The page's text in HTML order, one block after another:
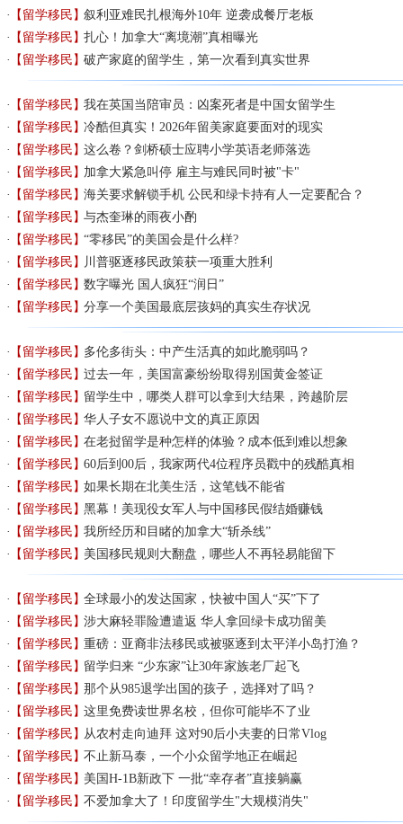
【留学移民】叙利亚难民扎根海外10年 逆袭成餐厅老板
【留学移民】扎心！加拿大“离境潮”真相曝光
【留学移民】破产家庭的留学生，第一次看到真实世界
【留学移民】我在英国当陪审员：凶案死者是中国女留学生
【留学移民】冷酷但真实！2026年留美家庭要面对的现实
【留学移民】这么卷？剑桥硕士应聘小学英语老师落选
【留学移民】加拿大紧急叫停 雇主与难民同时被"卡"
【留学移民】海关要求解锁手机 公民和绿卡持有人一定要配合？
【留学移民】与杰奎琳的雨夜小酌
【留学移民】“零移民”的美国会是什么样?
【留学移民】 川普驱逐移民政策获一项重大胜利
【留学移民】数字曝光 国人疯狂“润日”
【留学移民】分享一个美国最底层孩妈的真实生存状况
【留学移民】多伦多街头：中产生活真的如此脆弱吗？
【留学移民】过去一年，美国富豪纷纷取得别国黄金签证
【留学移民】留学生中，哪类人群可以拿到大结果，跨越阶层
【留学移民】华人子女不愿说中文的真正原因
【留学移民】在老挝留学是种怎样的体验？成本低到难以想象
【留学移民】60后到00后，我家两代4位程序员戳中的残酷真相
【留学移民】如果长期在北美生活，这笔钱不能省
【留学移民】黑幕！美现役女军人与中国移民假结婚赚钱
【留学移民】我所经历和目睹的加拿大“斩杀线”
【留学移民】美国移民规则大翻盘，哪些人不再轻易能留下
【留学移民】全球最小的发达国家，快被中国人“买”下了
【留学移民】涉大麻轻罪险遭遣返 华人拿回绿卡成功留美
【留学移民】重磅：亚裔非法移民或被驱逐到太平洋小岛打渔？
【留学移民】留学归来 “少东家”让30年家族老厂起飞
【留学移民】那个从985退学出国的孩子，选择对了吗？
【留学移民】这里免费读世界名校，但你可能毕不了业
【留学移民】从农村走向迪拜 这对90后小夫妻的日常Vlog
【留学移民】不止新马泰，一个小众留学地正在崛起
【留学移民】美国H-1B新政下 一批“幸存者”直接躺赢
【留学移民】不爱加拿大了！印度留学生"大规模消失"